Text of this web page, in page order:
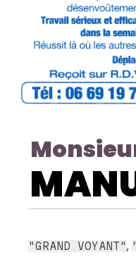
"GRAND VOYANT",